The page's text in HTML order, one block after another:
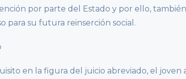
por parte del Estado y por ello,
para su futura reinserción social.
en la figura del juicio abreviado, el joven